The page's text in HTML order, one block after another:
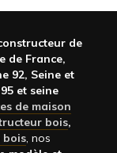
de
de France,
92, Seine et
et seine
de maison
bois,
bois, nos